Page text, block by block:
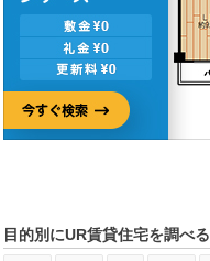
目的別にUR賃貸住宅を調べる